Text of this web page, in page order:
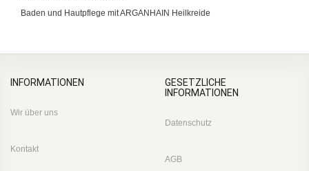
Baden und Hautpflege mit ARGANHAIN Heilkreide
INFORMATIONEN
Wir über uns
Kontakt
GESETZLICHE
INFORMATIONEN
Datenschutz
AGB